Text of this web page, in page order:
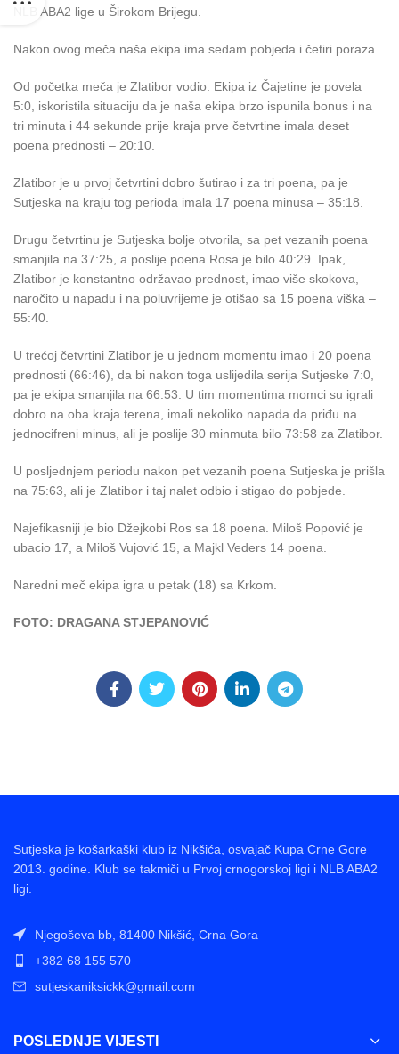
NLB ABA2 lige u Širokom Brijegu.
Nakon ovog meča naša ekipa ima sedam pobjeda i četiri poraza.
Od početka meča je Zlatibor vodio. Ekipa iz Čajetine je povela
5:0, iskoristila situaciju da je naša ekipa brzo ispunila bonus i na
tri minuta i 44 sekunde prije kraja prve četvrtine imala deset
poena prednosti – 20:10.
Zlatibor je u prvoj četvrtini dobro šutirao i za tri poena, pa je
Sutjeska na kraju tog perioda imala 17 poena minusa – 35:18.
Drugu četvrtinu je Sutjeska bolje otvorila, sa pet vezanih poena
smanjila na 37:25, a poslije poena Rosa je bilo 40:29. Ipak,
Zlatibor je konstantno održavao prednost, imao više skokova,
naročito u napadu i na poluvrijeme je otišao sa 15 poena viška –
55:40.
U trećoj četvrtini Zlatibor je u jednom momentu imao i 20 poena
prednosti (66:46), da bi nakon toga uslijedila serija Sutjeske 7:0,
pa je ekipa smanjila na 66:53. U tim momentima momci su igrali
dobro na oba kraja terena, imali nekoliko napada da priđu na
jednocifreni minus, ali je poslije 30 minmuta bilo 73:58 za Zlatibor.
U posljednjem periodu nakon pet vezanih poena Sutjeska je prišla
na 75:63, ali je Zlatibor i taj nalet odbio i stigao do pobjede.
Najefikasniji je bio Džejkobi Ros sa 18 poena. Miloš Popović je
ubacio 17, a Miloš Vujović 15, a Majkl Veders 14 poena.
Naredni meč ekipa igra u petak (18) sa Krkom.
FOTO: DRAGANA STJEPANOVIĆ
Sutjeska je košarkaški klub iz Nikšića, osvajač Kupa Crne Gore
2013. godine. Klub se takmiči u Prvoj crnogorskoj ligi i NLB ABA2
ligi.
Njegoševa bb, 81400 Nikšić, Crna Gora
+382 68 155 570
sutjeskaniksickk@gmail.com
POSLEDNJE VIJESTI